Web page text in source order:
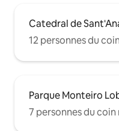
Catedral de
12 personnes du
Parque Monteiro
7 personnes du